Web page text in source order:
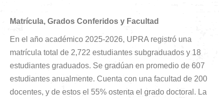
Matrícula, Grados Conferidos y Facultad
En el año académico 2025-2026, UPRA registró una
matrícula total de 2,722 estudiantes subgraduados y 18
estudiantes graduados. Se gradúan en promedio de 607
estudiantes anualmente. Cuenta con una facultad de 200
docentes, y de estos el 55% ostenta el grado doctoral. La